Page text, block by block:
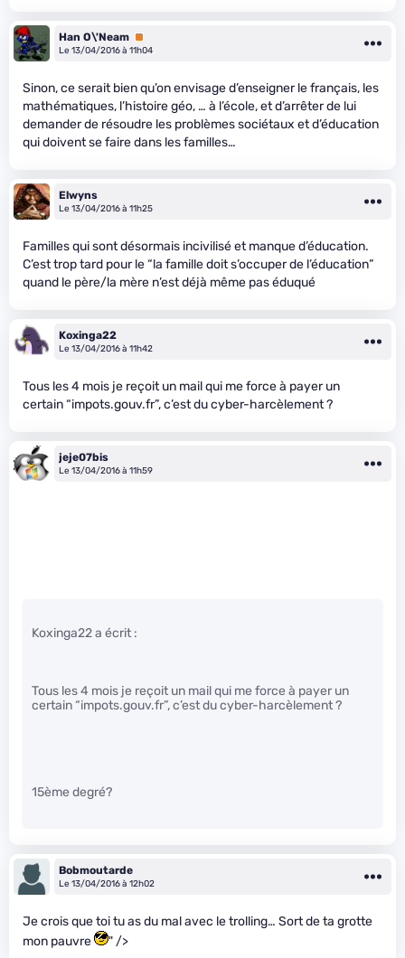
Han O\'Neam Premium
Le 13/04/2016 à 11h04
Sinon, ce serait bien qu’on envisage d’enseigner le français, les
mathématiques, l’histoire géo, … à l’école, et d’arrêter de lui
demander de résoudre les problèmes sociétaux et d’éducation
qui doivent se faire dans les familles…
Elwyns
Le 13/04/2016 à 11h25
Familles qui sont désormais incivilisé et manque d’éducation.
C’est trop tard pour le “la famille doit s’occuper de l’éducation”
quand le père/la mère n’est déjà même pas éduqué
Koxinga22
Le 13/04/2016 à 11h42
Tous les 4 mois je reçoit un mail qui me force à payer un
certain “impots.gouv.fr”, c’est du cyber-harcèlement ?
jeje07bis
Le 13/04/2016 à 11h59
Koxinga22 a écrit :
Tous les 4 mois je reçoit un mail qui me force à payer un
certain “impots.gouv.fr”, c’est du cyber-harcèlement ?
15ème degré?
Bobmoutarde
Le 13/04/2016 à 12h02
Je crois que toi tu as du mal avec le trolling… Sort de ta grotte
mon pauvre
" />